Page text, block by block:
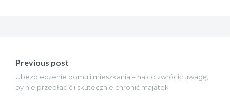
wpisu
Previous post
Ubezpieczenie domu i mieszkania – na co zwrócić uwagę,
by nie przepłacić i skutecznie chronić majątek